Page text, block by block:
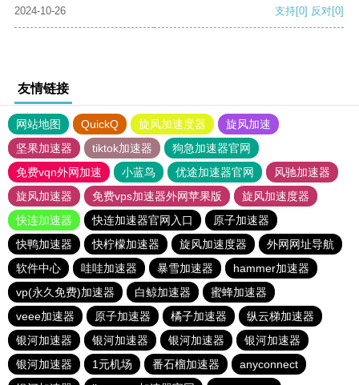
2024-10-26 支持[0] 反对[0]
友情链接
网站地图 QuickQ 旋风加速度器
旋风加速
坚果加速器
tiktok加速器
狗急加速器官网
免费vqn外网加速
小蓝鸟 优途加速器官网
风驰加速器
旋风加速器
免费vps加速器外网苹果版
旋风加速度器
快连加速器
快连加速器官网入口
原子加速器
快鸭加速器
快柠檬加速器 旋风加速度器
外网网址导航
软件中心
哇哇加速器 暴雪加速器
hammer加速器
vp(永久免费)加速器
白鲸加速器
蜜蜂加速器
veee加速器
原子加速器 橘子加速器
纵云梯加速器
银河加速器
银河加速器 银河加速器
银河加速器
银河加速器
1元机场 番石榴加速器
anyconnect